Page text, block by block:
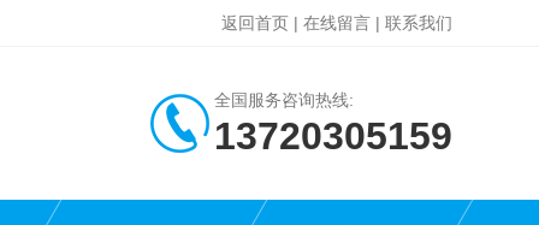
返回首页 | 在线留言 | 联系我们
全国服务咨询热线:
13720305159